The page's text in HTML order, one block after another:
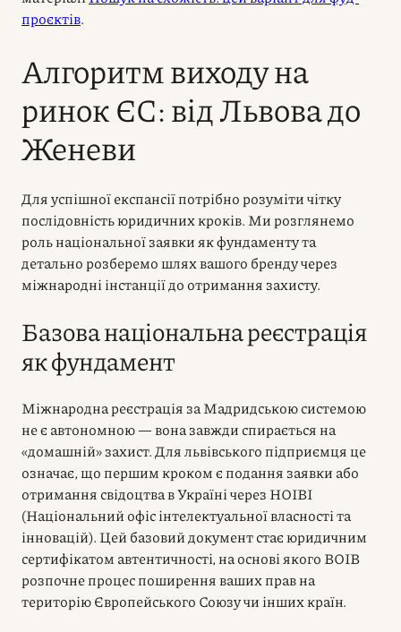
проєктів.
Алгоритм виходу на
ринок ЄС: від Львова до
Женеви
Для успішної експансії потрібно розуміти чітку
послідовність юридичних кроків. Ми розглянемо
роль національної заявки як фундаменту та
детально розберемо шлях вашого бренду через
міжнародні інстанції до отримання захисту.
Базова національна реєстрація
як фундамент
Міжнародна реєстрація за Мадридською системою
не є автономною — вона завжди спирається на
«домашній» захист. Для львівського підприємця це
означає, що першим кроком є подання заявки або
отримання свідоцтва в Україні через НОІВІ
(Національний офіс інтелектуальної власності та
інновацій). Цей базовий документ стає юридичним
сертифікатом автентичності, на основі якого ВОІВ
розпочне процес поширення ваших прав на
територію Європейського Союзу чи інших країн.